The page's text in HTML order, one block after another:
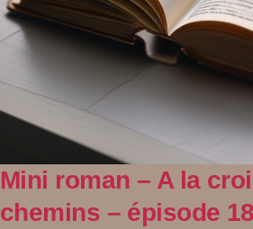
Mini roman – A la
chemins – épisode 18